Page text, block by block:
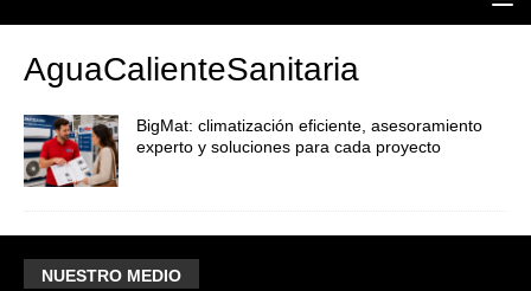
AguaCalienteSanitaria
BigMat: climatización eficiente, asesoramiento
experto y soluciones para cada proyecto
NUESTRO MEDIO